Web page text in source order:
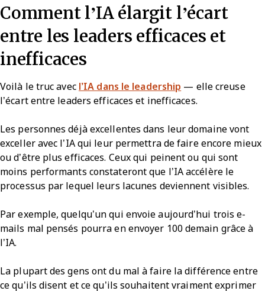
Comment l’IA élargit l’écart
entre les leaders efficaces et
inefficaces
Voilà le truc avec l’IA dans le leadership — elle creuse
l’écart entre leaders efficaces et inefficaces.
Les personnes déjà excellentes dans leur domaine vont
exceller avec l’IA qui leur permettra de faire encore mieux
ou d’être plus efficaces. Ceux qui peinent ou qui sont
moins performants constateront que l’IA accélère le
processus par lequel leurs lacunes deviennent visibles.
Par exemple, quelqu’un qui envoie aujourd’hui trois e-
mails mal pensés pourra en envoyer 100 demain grâce à
l’IA.
La plupart des gens ont du mal à faire la différence entre
ce qu’ils disent et ce qu’ils souhaitent vraiment exprimer